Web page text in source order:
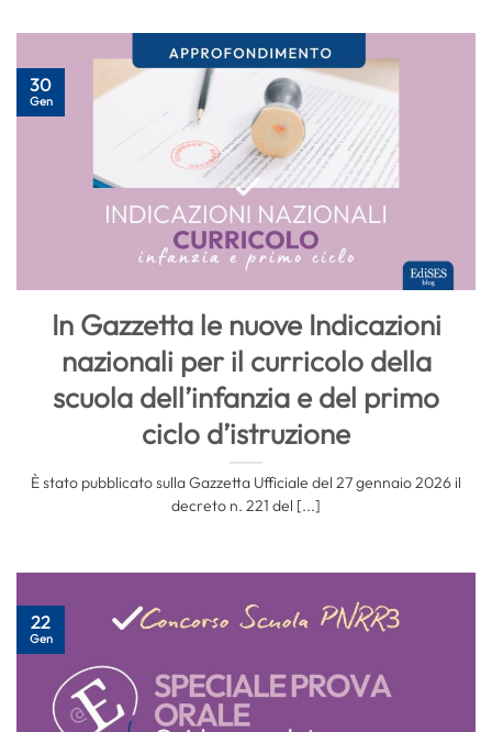
In Gazzetta le nuove Indicazioni
nazionali per il curricolo della
scuola dell’infanzia e del primo
ciclo d’istruzione
È stato pubblicato sulla Gazzetta Ufficiale del 27 gennaio 2026 il
decreto n. 221 del [...]
30
Gen
22
Gen